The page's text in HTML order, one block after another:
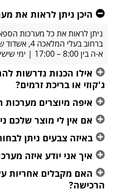
היכן ניתן לראות את
ניתן לראות את כל מערכות
ברחוב בעלי
א-ה בין 8:00 – 17:00 | ימי שישי 8:00 – 12:00
אילו הכנות נדרשות
ג'קוזי או בריכת זרמים?
איפה מיוצרים
אם אין לי מוצר שלכם
באיזה צבעים ניתן
איך אני יודע איזה
האם מקבלים אחריות
הרכישה?